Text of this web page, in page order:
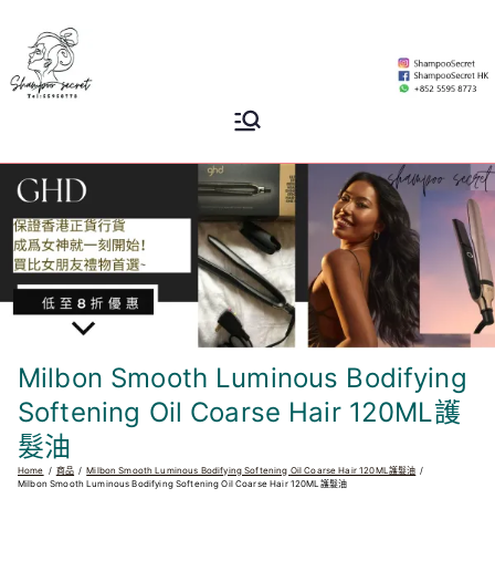
content
Secret
香港專業洗頭水專門店
Milbon Smooth Luminous Bodifying
Softening Oil Coarse Hair 120ML護
髮油
Home 商品
Milbon Smooth Luminous Bodifying Softening Oil Coarse Hair 120ML護髮油
Milbon Smooth Luminous Bodifying Softening Oil Coarse Hair 120ML護髮油